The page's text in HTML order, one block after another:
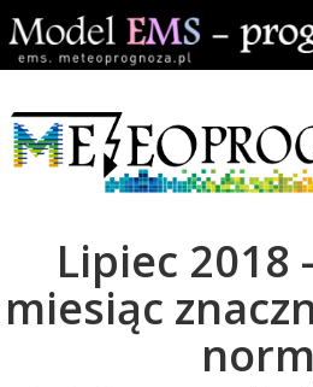
Lipiec 2018
miesiąc